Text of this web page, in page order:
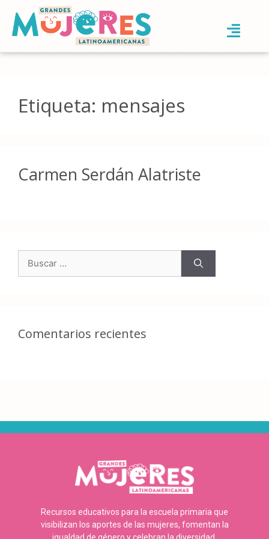
Etiqueta: mensajes
Carmen Serdán Alatriste
Comentarios recientes
Recursos educativos para la escuela primaria que
visibilizan los aportes de las mujeres, fomentan la
igualdad de género y celebran la diversidad.